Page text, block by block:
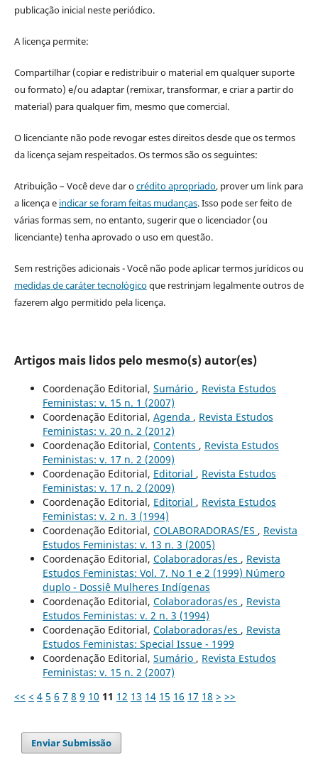
publicação inicial neste periódico.
A licença permite:
Compartilhar (copiar e redistribuir o material em qualquer suporte
ou formato) e/ou adaptar (remixar, transformar, e criar a partir do
material) para qualquer fim, mesmo que comercial.
O licenciante não pode revogar estes direitos desde que os termos
da licença sejam respeitados. Os termos são os seguintes:
Atribuição – Você deve dar ocrédito apropriado, prover um link para
a licença e indicar se foram feitas mudanças. Isso pode ser feito de
várias formas sem, no entanto, sugerir que o licenciador (ou
licenciante) tenha aprovado o uso em questão.
Sem restrições adicionais - Você não pode aplicar termos jurídicos ou
medidas de caráter tecnológicoque restrinjam legalmente outros de
fazerem algo permitido pela licença.
Artigos mais lidos pelo mesmo(s) autor(es)
Coordenação Editorial, Sumário , Revista Estudos
Feministas: v. 15 n. 1 (2007)
Coordenação Editorial, Agenda , Revista Estudos
Feministas: v. 20 n. 2 (2012)
Coordenação Editorial, Contents , Revista Estudos
Feministas: v. 17 n. 2 (2009)
Coordenação Editorial, Editorial , Revista Estudos
Feministas: v. 17 n. 2 (2009)
Coordenação Editorial, Editorial , Revista Estudos
Feministas: v. 2 n. 3 (1994)
Coordenação Editorial, COLABORADORAS/ES , Revista
Estudos Feministas: v. 13 n. 3 (2005)
Coordenação Editorial, Colaboradoras/es , Revista
Estudos Feministas: Vol. 7, No 1 e 2 (1999) Número
duplo - Dossiê Mulheres Indígenas
Coordenação Editorial, Colaboradoras/es , Revista
Estudos Feministas: v. 2 n. 3 (1994)
Coordenação Editorial, Colaboradoras/es , Revista
Estudos Feministas: Special Issue - 1999
Coordenação Editorial, Sumário , Revista Estudos
Feministas: v. 15 n. 2 (2007)
<< < 4 5 6 7 8 9 10 11 12 13 14 15 16 17 18 > >>
Enviar Submissão